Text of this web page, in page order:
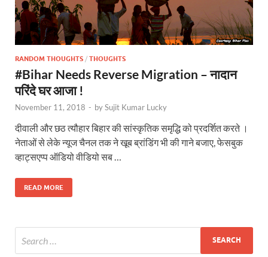
RANDOM THOUGHTS / THOUGHTS
#Bihar Needs Reverse Migration – नादान
परिंदे घर आजा !
November 11, 2018 - bySujit Kumar Lucky
दीवाली और छठ त्यौहार बिहार की सांस्कृतिक समृद्धि को प्रदर्शित करते ।
नेताओं से लेके न्यूज चैनल तक ने खूब ब्रांडिंग भी की गाने बजाए, फेसबुक
व्हाट्सएप्प ऑडियो वीडियो सब …
READ MORE